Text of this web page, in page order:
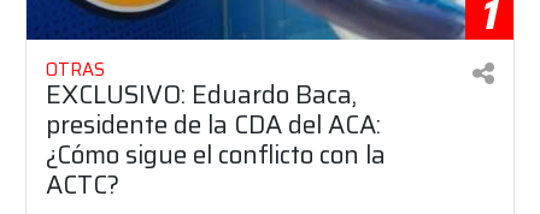
1
OTRAS
EXCLUSIVO: Eduardo Baca,
presidente de la CDA del ACA:
¿Cómo sigue el conflicto con la
ACTC?